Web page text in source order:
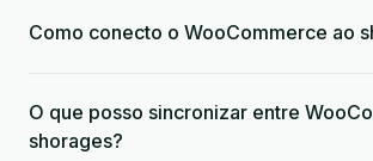
Como conecto o WooCommerce ao
O que posso sincronizar entre
shorages?